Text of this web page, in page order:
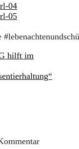
hilft im